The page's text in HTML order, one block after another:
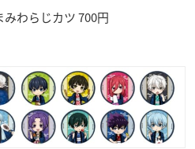
わらじカツ 700円